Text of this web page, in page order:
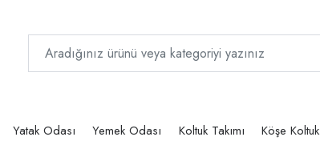
Yatak Odası Yemek Odası Koltuk Takımı Köşe Koltuk